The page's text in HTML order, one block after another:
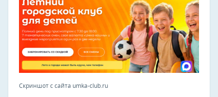
Скриншот с сайта umka-club.ru